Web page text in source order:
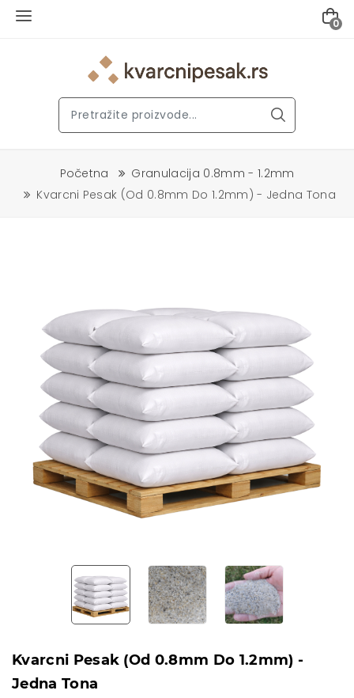
0
Početna
Granulacija 0.8mm - 1.2mm
Kvarcni Pesak (od 0.8mm Do 1.2mm) - Jedna Tona
Kvarcni Pesak (od 0.8mm Do 1.2mm) -
Jedna Tona